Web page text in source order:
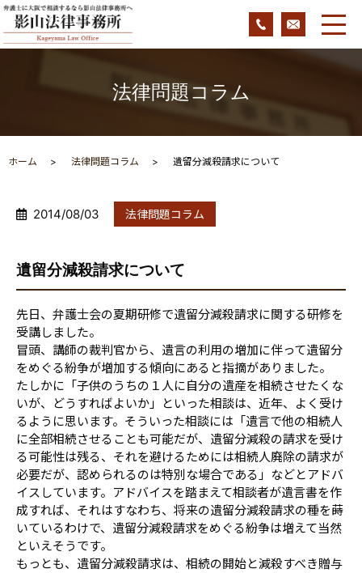
法律問題コラム
ホーム 法律問題コラム 遺留分減殺請求について
2014/08/03 法律問題コラム
遺留分減殺請求について
先日、弁護士会の夏期研修で遺留分減殺請求に関する研修を
受講しました。
冒頭、講師の裁判官から、遺言の利用の増加に伴って遺留分
をめぐる紛争が増加する傾向にあると指摘がありました。
たしかに「子供のうちの１人に自分の遺産を相続させたくな
いが、どうすればよいか」といった相談は、近年、よく受け
るように思います。そういった相談には「遺言で他の相続人
に全部相続させることも可能だが、遺留分減殺の請求を受け
る可能性は残る、それを避けるためには相続人廃除の請求が
必要だが、認められるのは特別な場合である」などとアドバ
イスしています。アドバイスを踏まえて相談者が遺言書を作
成すれば、それはすなわち、将来の遺留分減殺請求の種を蒔
いているわけで、遺留分減殺請求をめぐる紛争は増えて当然
といえそうです。
もっとも、遺留分減殺請求は、相続の開始と減殺すべき贈与